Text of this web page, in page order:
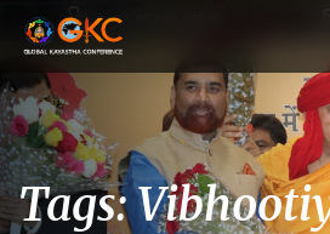
‎+91 85398 96180
Tags: